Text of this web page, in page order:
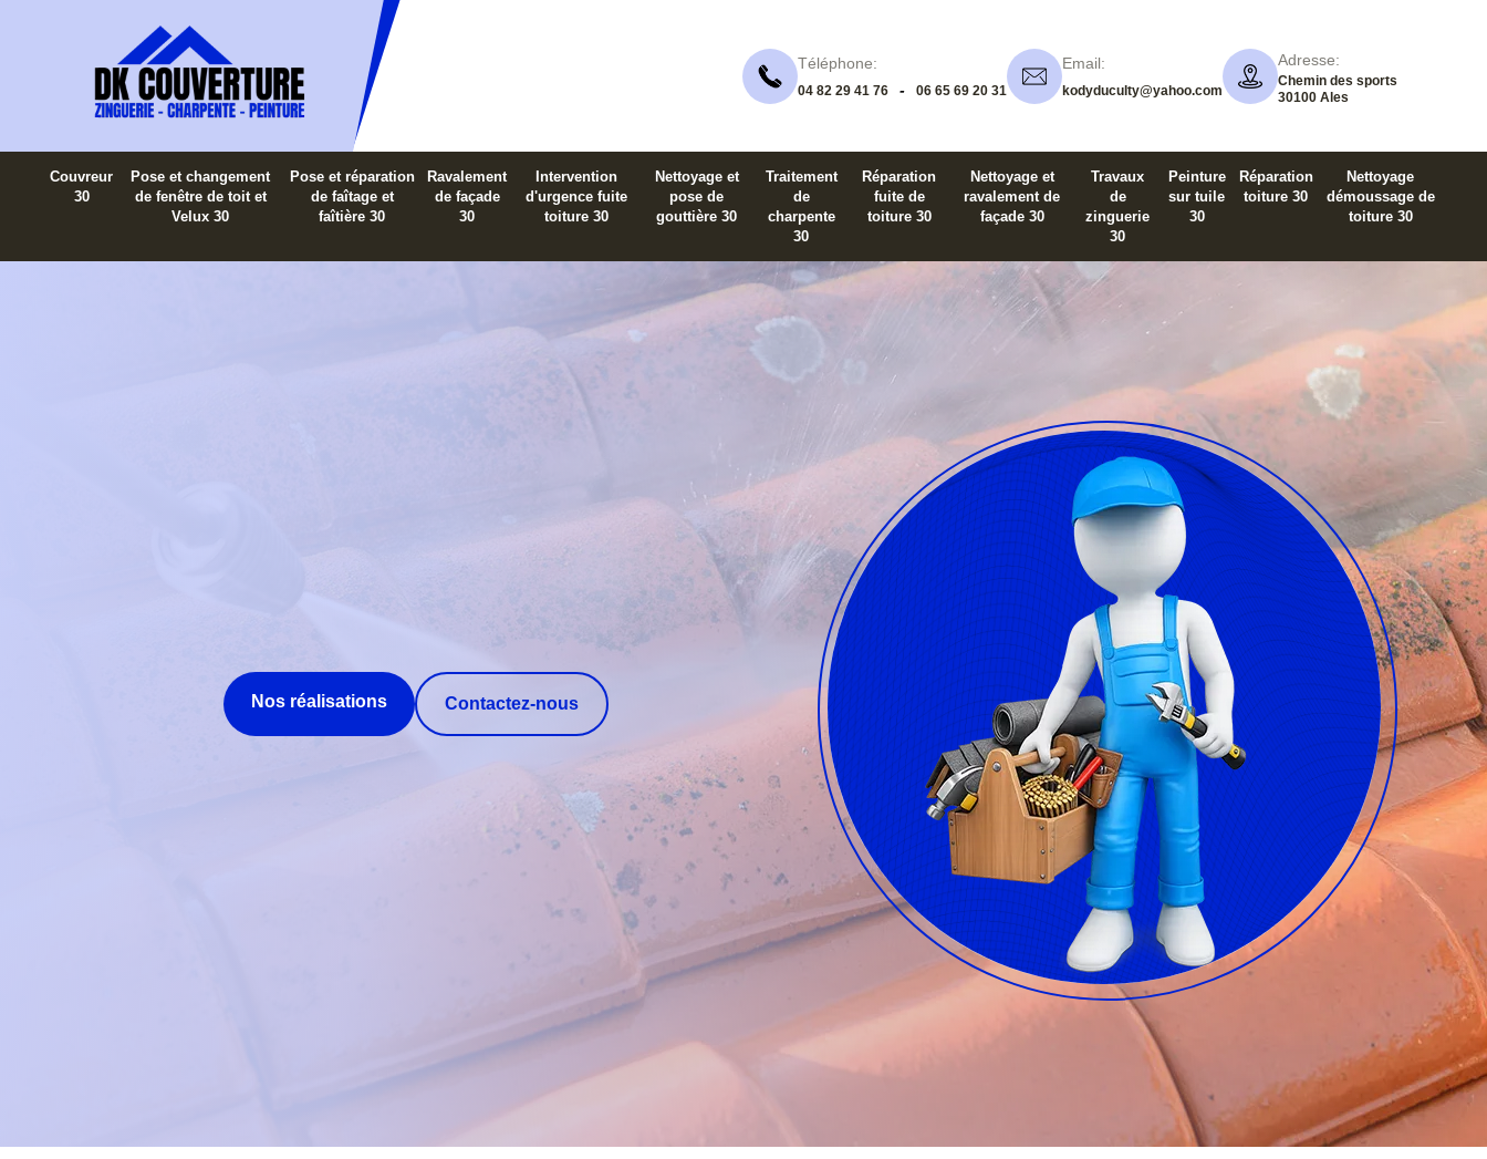
Téléphone:
04 82 29 41 76 - 06 65 69 20 31
Email:
kodyduculty@yahoo.com
Adresse:
Chemin des sports
30100 Ales
Couvreur
30
Pose et changement
de fenêtre de toit et
Velux 30
Pose et réparation
de faîtage et
faîtière 30
Ravalement
de façade
30
Intervention
d'urgence fuite
toiture 30
Nettoyage et
pose de
gouttière 30
Traitement
de
charpente
30
Réparation
fuite de
toiture 30
Nettoyage et
ravalement de
façade 30
Travaux
de
zinguerie
30
Peinture
sur tuile
30
Réparation
toiture 30
Nettoyage
démoussage de
toiture 30
Nos réalisations Contactez-nous